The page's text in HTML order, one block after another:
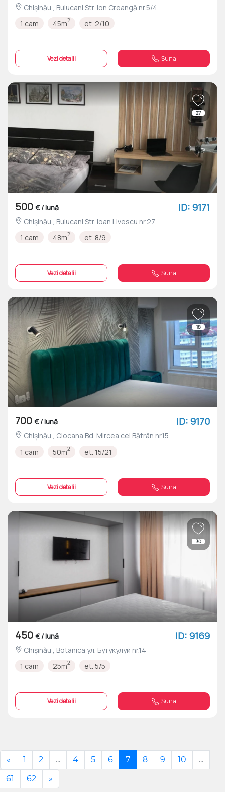
Chișinău , Buiucani Str. Ion Creangă nr.5/4
1 cam
45m2 et. 2/10
Vezi detalii Suna
27
500 € / lună ID: 9171
Chișinău , Buiucani Str. Ioan Livescu nr.27
1 cam
48m2 et. 8/9
Vezi detalii Suna
18
700 € / lună ID: 9170
Chișinău , Ciocana Bd. Mircea cel Bătrân nr.15
1 cam
50m2 et. 15/21
Vezi detalii Suna
30
450 € / lună ID: 9169
Chișinău , Botanica ул. Бутукулуй nr.14
1 cam
25m2 et. 5/5
Vezi detalii Suna
« 1 2 ... 4 5 6 7 8 9 10
...
61
62 »